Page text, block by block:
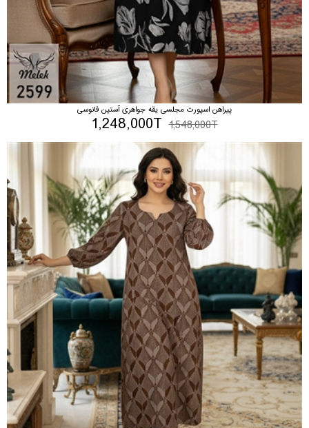
پیراهن اسپورت مجلسی یقه جواهری آستین فانوسی
1,548,000T
1,248,000T